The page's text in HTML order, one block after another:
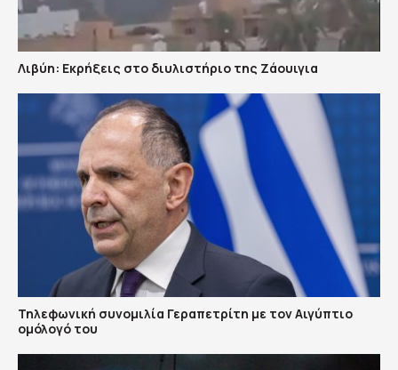
Λιβύη: Εκρήξεις στο διυλιστήριο της Ζάουιγια
Τηλεφωνική συνομιλία Γεραπετρίτη με τον Αιγύπτιο
ομόλογό του